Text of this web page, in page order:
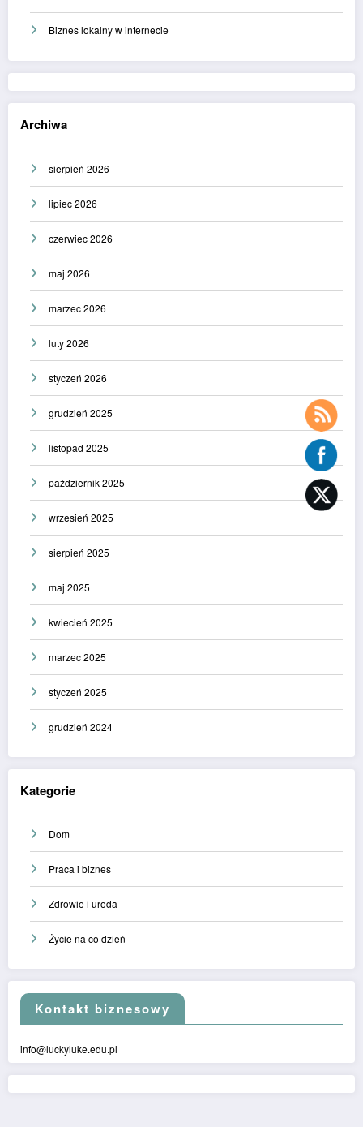
Biznes lokalny w internecie
Archiwa
sierpień 2026
lipiec 2026
czerwiec 2026
maj 2026
marzec 2026
luty 2026
styczeń 2026
grudzień 2025
listopad 2025
październik 2025
wrzesień 2025
sierpień 2025
maj 2025
kwiecień 2025
marzec 2025
styczeń 2025
grudzień 2024
Kategorie
Dom
Praca i biznes
Zdrowie i uroda
Życie na co dzień
Kontakt biznesowy
info@luckyluke.edu.pl